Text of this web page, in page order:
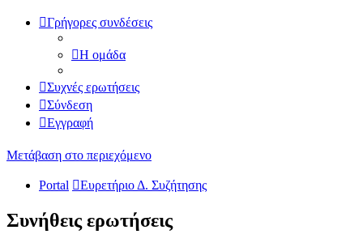
Γρήγορες συνδέσεις
Η ομάδα
Συχνές ερωτήσεις
Σύνδεση
Εγγραφή
Μετάβαση στο περιεχόμενο
Portal Ευρετήριο Δ. Συζήτησης
Συνήθεις ερωτήσεις